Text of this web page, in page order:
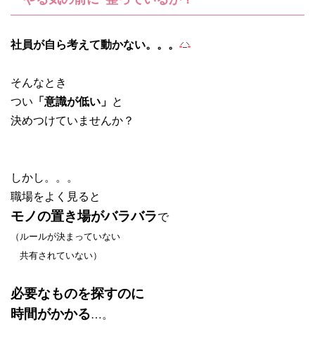
社員が自ら考えて動かない。。。
そんなとき
つい 「意識が低い」 と
決めつけていませんか？
しかし。。。
職場をよく見ると
モノの置き場がバラバラで
（ルールが決まっていない
共有されていない）
必要なものを探すのに
時間がかかる…。